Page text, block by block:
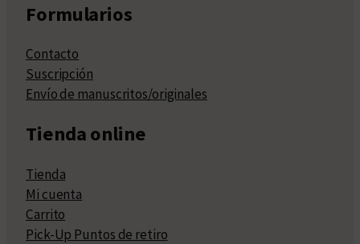
Formularios
Contacto
Suscripción
Envío de manuscritos/originales
Tienda online
Tienda
Mi cuenta
Carrito
Pick-Up Puntos de retiro